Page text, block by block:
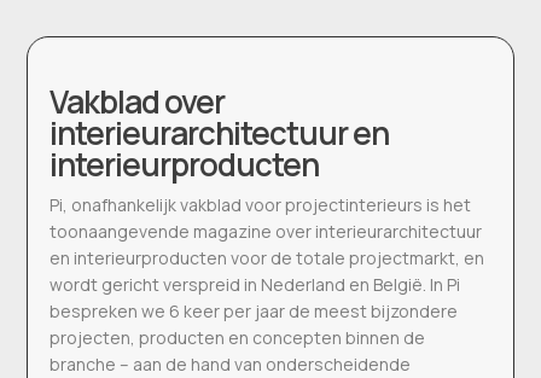
Vakblad over
interieurarchitectuur en
interieurproducten
Pi, onafhankelijk vakblad voor projectinterieurs is het
toonaangevende magazine over interieurarchitectuur
en interieurproducten voor de totale projectmarkt, en
wordt gericht verspreid in Nederland en België. In Pi
bespreken we 6 keer per jaar de meest bijzondere
projecten, producten en concepten binnen de
branche – aan de hand van onderscheidende